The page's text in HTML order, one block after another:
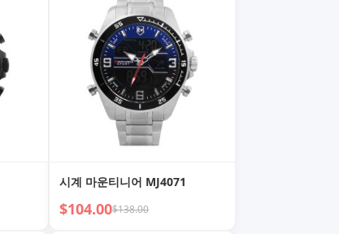
시계 마운티니어 MJ4071
$104.00$138.00